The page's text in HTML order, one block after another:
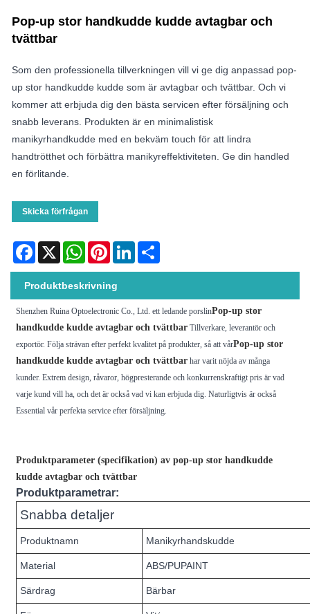
Pop-up stor handkudde kudde avtagbar och
tvättbar
Som den professionella tillverkningen vill vi ge dig anpassad pop-
up stor handkudde kudde som är avtagbar och tvättbar. Och vi
kommer att erbjuda dig den bästa servicen efter försäljning och
snabb leverans. Produkten är en minimalistisk
manikyrhandkudde med en bekväm touch för att lindra
handtrötthet och förbättra manikyreffektiviteten. Ge din handled
en förlitande.
Skicka förfrågan
Facebook
X WhatsAppPinterestLinkedIn
Produktbeskrivning
Shenzhen Ruina Optoelectronic Co., Ltd. ett ledande porslinPop-up stor
handkudde kudde avtagbar och tvättbar Tillverkare, leverantör och
exportör. Följa strävan efter perfekt kvalitet på produkter, så att vårPop-up stor
handkudde kudde avtagbar och tvättbar har varit nöjda av många
kunder. Extrem design, råvaror, högpresterande och konkurrenskraftigt pris är vad
varje kund vill ha, och det är också vad vi kan erbjuda dig. Naturligtvis är också
Essential vår perfekta service efter försäljning.
Produktparameter (specifikation) av pop-up stor handkudde
kudde avtagbar och tvättbar
Produktparametrar:
Snabba detaljer
Produktnamn Manikyrhandskudde
Material ABS/PUPAINT
Särdrag Bärbar